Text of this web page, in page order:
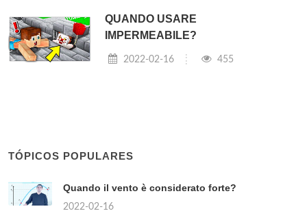
QUANDO USARE
IMPERMEABILE?
2022-02-16 455
TÓPICOS POPULARES
Quando il vento è considerato forte?
2022-02-16